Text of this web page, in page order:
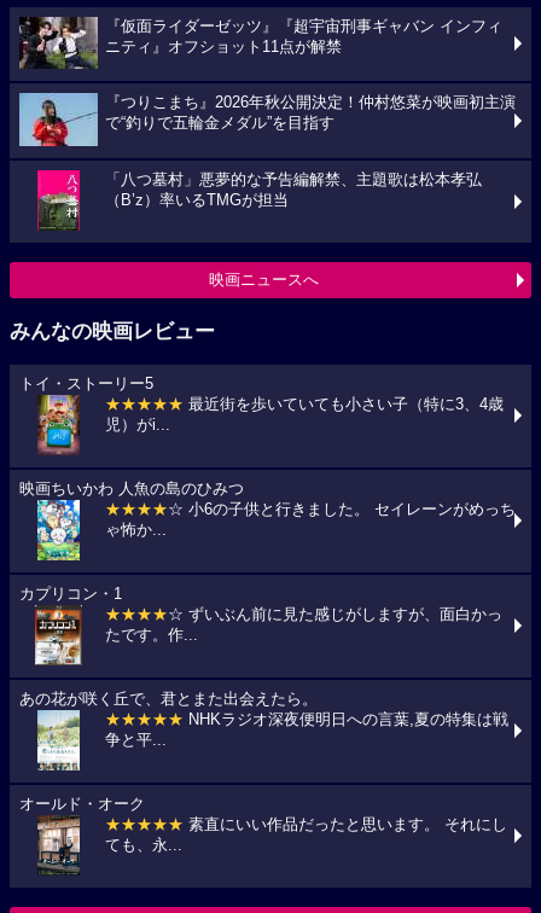
『仮面ライダーゼッツ』『超宇宙刑事ギャバン インフィ
ニティ』オフショット11点が解禁
『つりこまち』2026年秋公開決定！仲村悠菜が映画初主演
で“釣りで五輪金メダル”を目指す
「八つ墓村」悪夢的な予告編解禁、主題歌は松本孝弘
（B’z）率いるTMGが担当
映画ニュースへ
みんなの映画レビュー
トイ・ストーリー5
★★★★★ 最近街を歩いていても小さい子（特に3、4歳
児）がi...
映画ちいかわ 人魚の島のひみつ
★★★★☆ 小6の子供と行きました。 セイレーンがめっち
ゃ怖か...
カプリコン・1
★★★★☆ ずいぶん前に見た感じがしますが、面白かっ
たです。作...
あの花が咲く丘で、君とまた出会えたら。
★★★★★ NHKラジオ深夜便明日への言葉,夏の特集は戦
争と平...
オールド・オーク
★★★★★ 素直にいい作品だったと思います。 それにし
ても、永...